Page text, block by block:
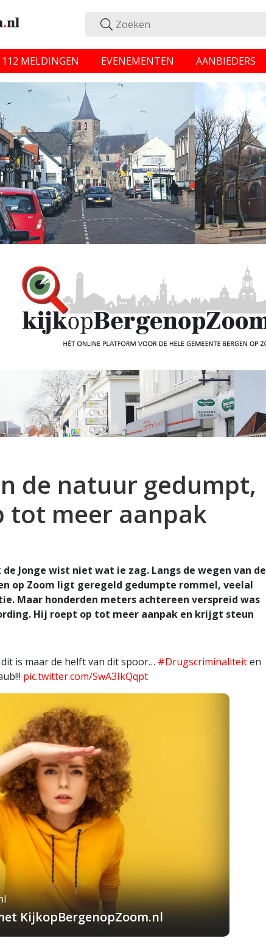
112 MELDINGEN EVENEMENTEN AANBIEDERS
de natuur gedumpt,
tot meer aanpak
de Jonge wist niet wat ie zag. Langs de wegen van de
op Zoom ligt geregeld gedumpte rommel, veelal
Maar honderden meters achtereen verspreid was
Hij roept op tot meer aanpak en krijgt steun
is maar de helft van dit spoor… #Drugscriminaliteiten
pic.twitter.com/SwA3IkQqpt
KijkopBergenopZoom.nl